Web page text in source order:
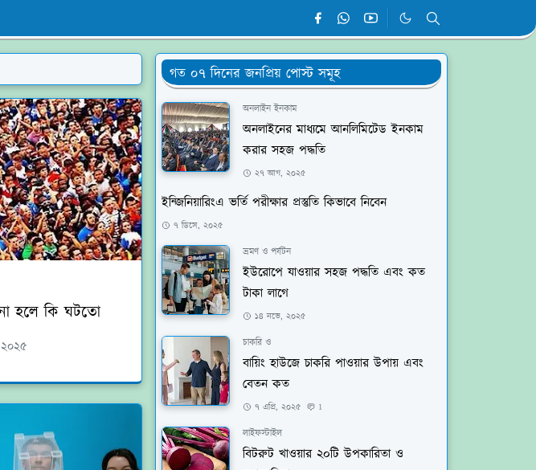
হলে কি ঘটতো
গত ০৭ দিনের জনপ্রিয় পোস্ট সমূহ
অনলাইন ইনকাম
অনলাইনের মাধ্যমে আনলিমিটেড ইনকাম
করার সহজ পদ্ধতি
২৭ আগ, ২০২৫
ইন্জিনিয়ারিংএ ভর্তি পরীক্ষার প্রস্তুতি কিভাবে নিবেন
৭ ডিসে, ২০২৫
ভ্রমণ ও পর্যটন
ইউরোপে যাওয়ার সহজ পদ্ধতি এবং কত
টাকা লাগে
১৪ নভে, ২০২৫
চাকরি ও
বায়িং হাউজে চাকরি পাওয়ার উপায় এবং
বেতন কত
৭ এপ্রি, ২০২৫ 1
লাইফস্টাইল
বিটরুট খাওয়ার ২০টি উপকারিতা ও